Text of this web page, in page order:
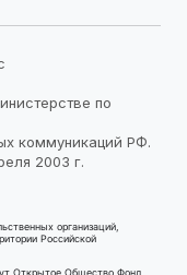
по
коммуникаций РФ.
2003 г.